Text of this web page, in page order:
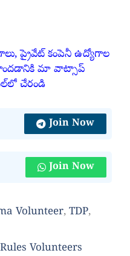
ప్రైవేట్ కంపెనీ ఉద్యోగాల
మా వాట్సాప్
చేరండి
Join Now
Join Now
Volunteer,TDP,
Volunteers